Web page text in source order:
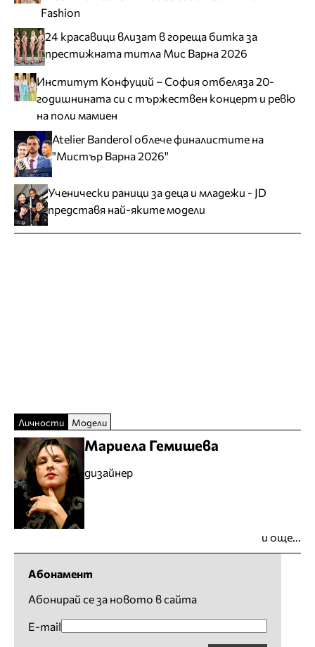
Fashion
24 красавици влизат в гореща битка за
престижната титла Мис Варна 2026
Институт Конфуций – София отбеляза 20-
годишнината си с тържествен концерт и ревю
на поли мамиен
Atelier Banderol облече финалистите на
"Мистър Варна 2026"
Ученически раници за деца и младежи - JD
представя най-яките модели
Личности Модели
Мариела Гемишева
дизайнер
и още...
Абонамент
Абонирай се за новото в сайта
E-mail